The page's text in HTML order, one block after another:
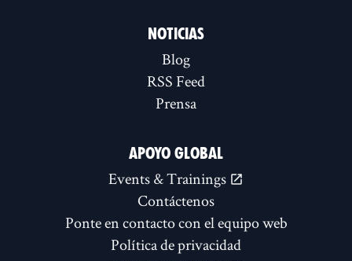
NOTICIAS
Blog
RSS Feed
Prensa
APOYO GLOBAL
Events & Trainings
Contáctenos
Ponte en contacto con el equipo web
Política de privacidad